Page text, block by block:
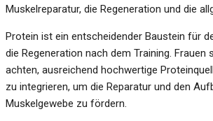
Muskelreparatur, die Regeneration und die
Protein ist ein entscheidender Baustein für
die Regeneration nach dem Training. Frauen
achten, ausreichend hochwertige
zu integrieren, um die Reparatur und den
Muskelgewebe zu fördern.